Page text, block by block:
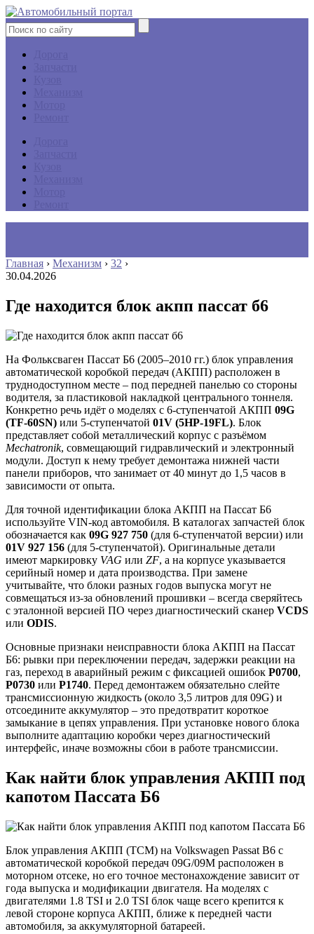
Главная › Механизм › 32 ›
30.04.2026
Где находится блок акпп пассат б6
На Фольксваген Пассат Б6 (2005–2010 гг.) блок управления
автоматической коробкой передач (АКПП) расположен в
труднодоступном месте – под передней панелью со стороны
водителя, за пластиковой накладкой центрального тоннеля.
Конкретно речь идёт о моделях с 6-ступенчатой АКПП 09G
(TF-60SN) или 5-ступенчатой 01V (5HP-19FL). Блок
представляет собой металлический корпус с разъёмом
Mechatronik, совмещающий гидравлический и электронный
модули. Доступ к нему требует демонтажа нижней части
панели приборов, что занимает от 40 минут до 1,5 часов в
зависимости от опыта.
Для точной идентификации блока АКПП на Пассат Б6
используйте VIN-код автомобиля. В каталогах запчастей блок
обозначается как 09G 927 750 (для 6-ступенчатой версии) или
01V 927 156 (для 5-ступенчатой). Оригинальные детали
имеют маркировку VAG или ZF, а на корпусе указывается
серийный номер и дата производства. При замене
учитывайте, что блоки разных годов выпуска могут не
совмещаться из-за обновлений прошивки – всегда сверяйтесь
с эталонной версией ПО через диагностический сканер VCDS
или ODIS.
Основные признаки неисправности блока АКПП на Пассат
Б6: рывки при переключении передач, задержки реакции на
газ, переход в аварийный режим с фиксацией ошибок P0700,
P0730 или P1740. Перед демонтажем обязательно слейте
трансмиссионную жидкость (около 3,5 литров для 09G) и
отсоедините аккумулятор – это предотвратит короткое
замыкание в цепях управления. При установке нового блока
выполните адаптацию коробки через диагностический
интерфейс, иначе возможны сбои в работе трансмиссии.
Как найти блок управления АКПП под
капотом Пассата Б6
Блок управления АКПП (TCM) на Volkswagen Passat B6 с
автоматической коробкой передач 09G/09M расположен в
моторном отсеке, но его точное местонахождение зависит от
года выпуска и модификации двигателя. На моделях с
двигателями 1.8 TSI и 2.0 TSI блок чаще всего крепится к
левой стороне корпуса АКПП, ближе к передней части
автомобиля, за аккумуляторной батареей.